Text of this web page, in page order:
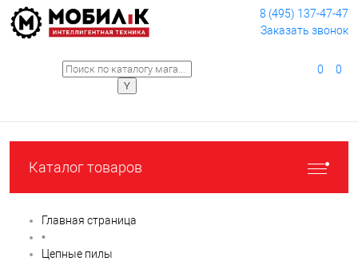
8 (495) 137-47-47
Заказать звонок
0 0
Каталог товаров
Главная страница
•
Цепные пилы